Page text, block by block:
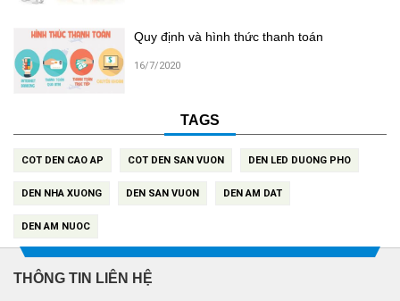
Quy định và hình thức thanh toán
16/7/2020
TAGS
COT DEN CAO AP COT DEN SAN VUON DEN LED DUONG PHO
DEN NHA XUONG DEN SAN VUON DEN AM DAT
DEN AM NUOC
THÔNG TIN LIÊN HỆ